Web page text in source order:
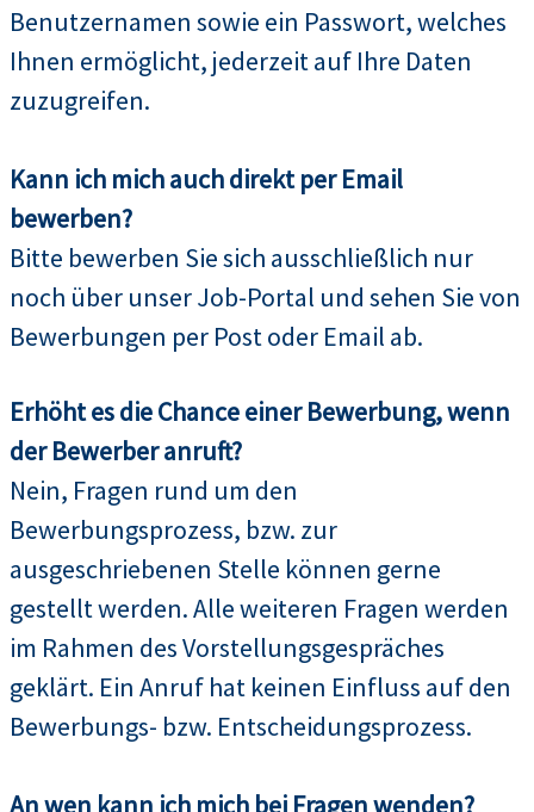
Benutzernamen sowie ein Passwort, welches
Ihnen ermöglicht, jederzeit auf Ihre Daten
zuzugreifen.
Kann ich mich auch direkt per Email
bewerben?
Bitte bewerben Sie sich ausschließlich nur
noch über unser Job-Portal und sehen Sie von
Bewerbungen per Post oder Email ab.
Erhöht es die Chance einer Bewerbung, wenn
der Bewerber anruft?
Nein, Fragen rund um den
Bewerbungsprozess, bzw. zur
ausgeschriebenen Stelle können gerne
gestellt werden. Alle weiteren Fragen werden
im Rahmen des Vorstellungsgespräches
geklärt. Ein Anruf hat keinen Einfluss auf den
Bewerbungs- bzw. Entscheidungsprozess.
An wen kann ich mich bei Fragen wenden?